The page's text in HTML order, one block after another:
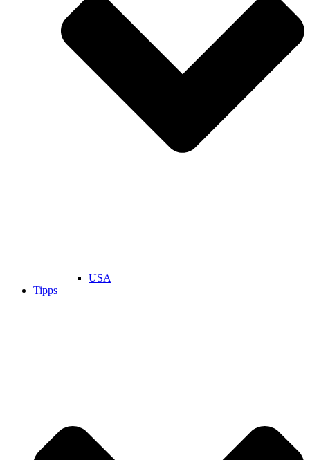
USA
Tipps